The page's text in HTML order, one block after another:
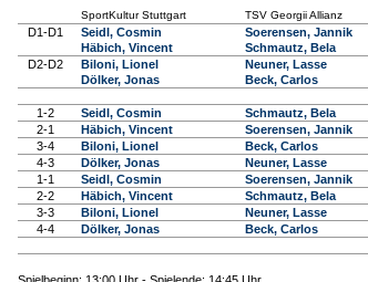
SportKultur Stuttgart TSV Georgii Allianz
D1-D1
Seidl, Cosmin
Häbich, Vincent
Soerensen, Jannik
Schmautz, Bela
D2-D2
Biloni, Lionel
Dölker, Jonas
Neuner, Lasse
Beck, Carlos
1-2 Seidl, Cosmin Schmautz, Bela
2-1
Häbich, Vincent Soerensen, Jannik
3-4
Biloni, Lionel Beck, Carlos
4-3
Dölker, Jonas Neuner, Lasse
1-1
Seidl, Cosmin Soerensen, Jannik
2-2
Häbich, Vincent Schmautz, Bela
3-3
Biloni, Lionel Neuner, Lasse
4-4
Dölker, Jonas Beck, Carlos